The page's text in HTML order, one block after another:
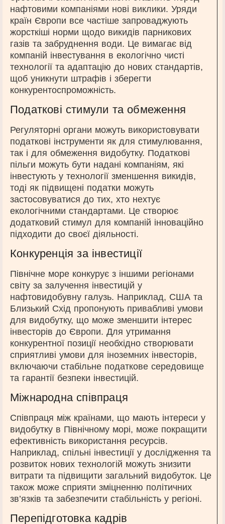
нафтовими компаніями нові виклики. Уряди
країн Європи все частіше запроваджують
жорсткіші норми щодо викидів парникових
газів та забруднення води. Це вимагає від
компаній інвестування в екологічно чисті
технології та адаптацію до нових стандартів,
щоб уникнути штрафів і зберегти
конкурентоспроможність.
Податкові стимули та обмеження
Регуляторні органи можуть використовувати
податкові інструменти як для стимулювання,
так і для обмеження видобутку. Податкові
пільги можуть бути надані компаніям, які
інвестують у технології зменшення викидів,
тоді як підвищені податки можуть
застосовуватися до тих, хто нехтує
екологічними стандартами. Це створює
додатковий стимул для компаній інноваційно
підходити до своєї діяльності.
Конкуренція за інвестиції
Північне море конкурує з іншими регіонами
світу за залучення інвестицій у
нафтовидобувну галузь. Наприклад, США та
Близький Схід пропонують привабливі умови
для видобутку, що може зменшити інтерес
інвесторів до Європи. Для утримання
конкурентної позиції необхідно створювати
сприятливі умови для іноземних інвесторів,
включаючи стабільне податкове середовище
та гарантії безпеки інвестицій.
Міжнародна співпраця
Співпраця між країнами, що мають інтереси у
видобутку в Північному морі, може покращити
ефективність використання ресурсів.
Наприклад, спільні інвестиції у дослідження та
розвиток нових технологій можуть знизити
витрати та підвищити загальний видобуток. Це
також може сприяти зміцненню політичних
зв’язків та забезпечити стабільність у регіоні.
Перепідготовка кадрів